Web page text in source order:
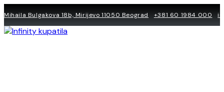
to
content
Mihaila Bulgakova 18b, Mirijevo 11050 Beograd +381 60 1984 000